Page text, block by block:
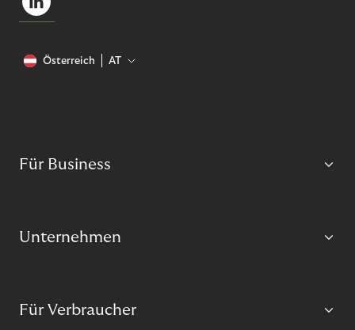
Österreich AT
Für Business
Unternehmen
Für Verbraucher